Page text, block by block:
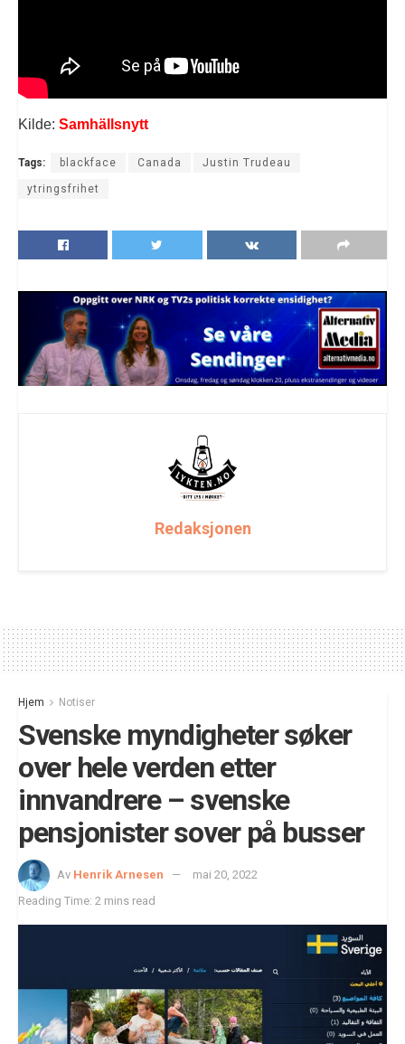
Kilde: Samhällsnytt
Tags: blackface Canada Justin Trudeau
ytringsfrihet
Redaksjonen
Hjem Notiser
Svenske myndigheter søker
over hele verden etter
innvandrere – svenske
pensjonister sover på busser
Av Henrik Arnesen
mai 20, 2022
Reading Time: 2 mins read